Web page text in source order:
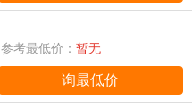
参考最低价： 暂无
询最低价